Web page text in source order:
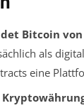
Bitcoin
als
eine